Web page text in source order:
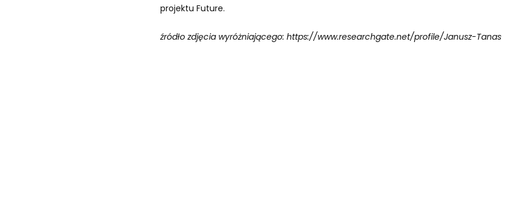
projektu Future.
źródło zdjęcia wyróżniającego: https://www.researchgate.net/profile/Janusz-Tanas